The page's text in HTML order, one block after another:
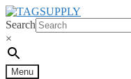
Spring
til
navigation
Spring
til
indhold
Search
×
Menu